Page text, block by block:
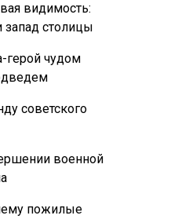
видимость:
запад столицы
герой чудом
советского
военной
пожилые